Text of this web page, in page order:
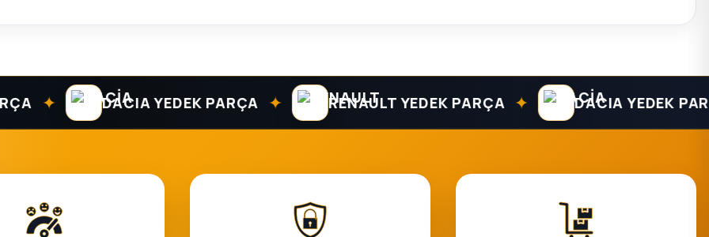
1.562 TL
- Renault Mais
✦ DACIA YEDEK PARÇA ✦ RENAULT YEDEK PARÇA ✦ DACIA YEDEK PARÇA